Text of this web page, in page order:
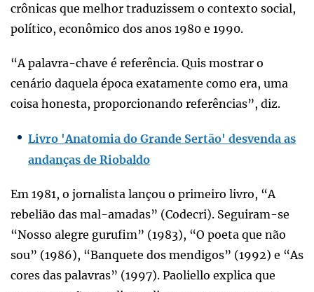
crônicas que melhor traduzissem o contexto social,
político, econômico dos anos 1980 e 1990.
“A palavra-chave é referência. Quis mostrar o
cenário daquela época exatamente como era, uma
coisa honesta, proporcionando referências”, diz.
Livro 'Anatomia do Grande Sertão' desvenda as
andanças de Riobaldo
Em 1981, o jornalista lançou o primeiro livro, “A
rebelião das mal-amadas” (Codecri). Seguiram-se
“Nosso alegre gurufim” (1983), “O poeta que não
sou” (1986), “Banquete dos mendigos” (1992) e “As
cores das palavras” (1997). Paoliello explica que